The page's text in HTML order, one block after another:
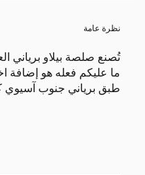
نظرة عامة
تُصنع صلصة بيلاو برياني
ما عليكم فعله هو إضافة
طبق برياني جنوب آسيوي